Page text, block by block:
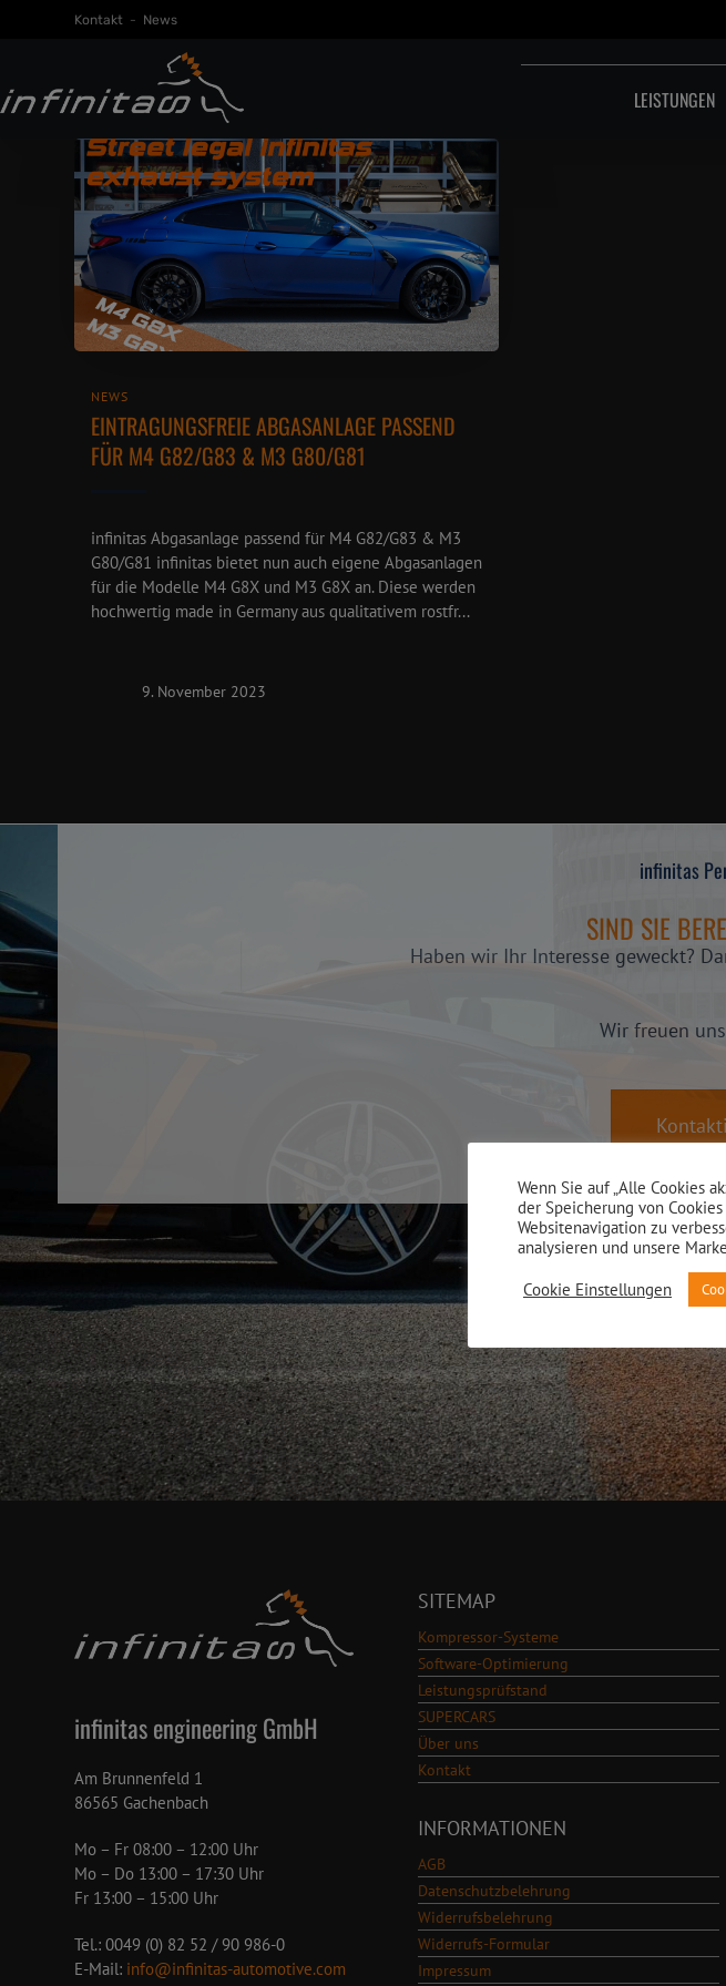
Kontakt - News
LEISTUNGEN
NEWS
EINTRAGUNGSFREIE ABGASANLAGE PASSEND
FÜR M4 G82/G83 & M3 G80/G81
infinitas Abgasanlage passend für M4 G82/G83 & M3
G80/G81 infinitas bietet nun auch eigene Abgasanlagen
für die Modelle M4 G8X und M3 G8X an. Diese werden
hochwertig made in Germany aus qualitativem rostfr...
9. November 2023
infinitas
SIND SIE
Haben wir Ihr Interesse geweckt?
Wir freuen
infinitas engineering GmbH
Am Brunnenfeld 1
86565 Gachenbach
Mo – Fr 08:00 – 12:00 Uhr
Mo – Do 13:00 – 17:30 Uhr
Fr 13:00 – 15:00 Uhr
Tel.: 0049 (0) 82 52 / 90 986-0
E-Mail: info@infinitas-automotive.com
SITEMAP
Kompressor-Systeme
Software-Optimierung
Leistungsprüfstand
SUPERCARS
Über uns
Kontakt
INFORMATIONEN
AGB
Datenschutzbelehrung
Widerrufsbelehrung
Widerrufs-Formular
Impressum
Wenn Sie auf „Alle Cookies
der Speicherung von
Websitenavigation zu
analysieren und unsere
Cookie Einstellungen